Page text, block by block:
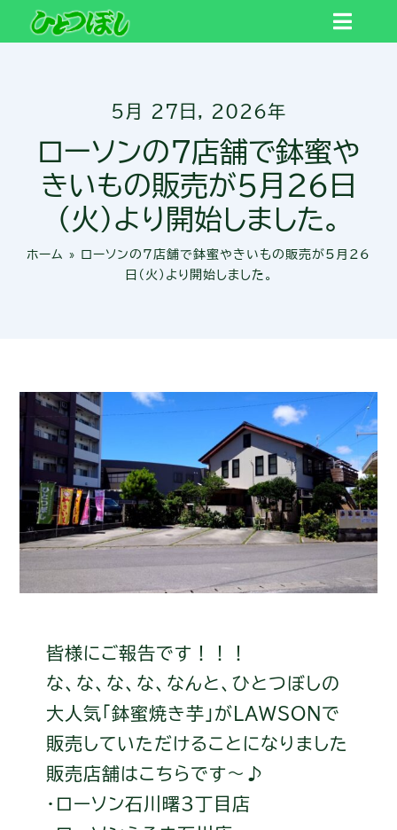
Skip
to
ひとつぼしについて
作業内容
5月 27日, 2026年
ローソンの7店舗で鉢蜜や
きいもの販売が5月26日
（火）より開始しました。
ホーム »
ローソンの7店舗で鉢蜜やきいもの販売が5月26
日（火）より開始しました。
皆様にご報告です！！！
な、な、な、な、なんと、ひとつぼしの
大人気「鉢蜜焼き芋」がLAWSONで
販売していただけることになりました
販売店舗はこちらです〜♪
・ローソン石川曙3丁目店